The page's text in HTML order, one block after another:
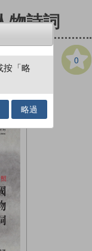
物詩詞
0
按「略
略過